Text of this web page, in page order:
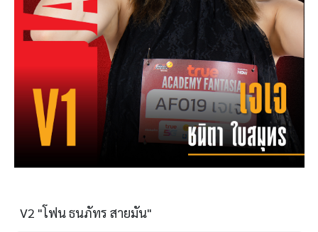
V2 "โฟน ธนภัทร สายมัน"